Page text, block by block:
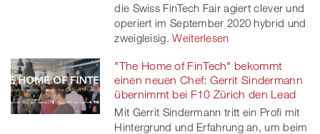
die Swiss FinTech Fair agiert clever und
operiert im September 2020 hybrid und
zweigleisig. Weiterlesen
"The Home of FinTech" bekommt
einen neuen Chef: Gerrit Sindermann
übernimmt bei F10 Zürich den Lead
Mit Gerrit Sindermann tritt ein Profi mit
Hintergrund und Erfahrung an, um beim